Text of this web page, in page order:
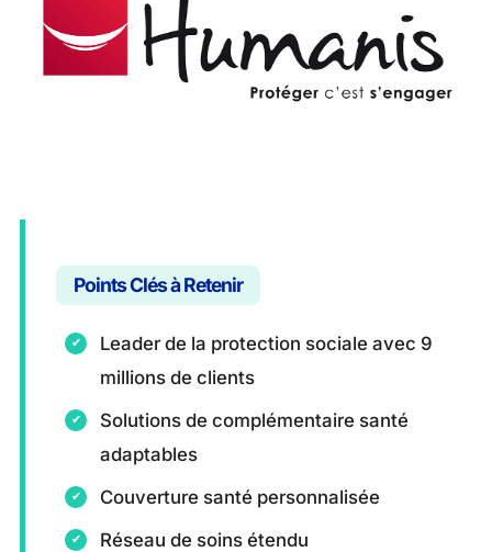
Points Clés à Retenir
Leader de la protection sociale avec 9
millions de clients
Solutions de complémentaire santé
adaptables
Couverture santé personnalisée
Réseau de soins étendu